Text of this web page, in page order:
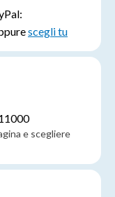
scegli tu
e scegliere